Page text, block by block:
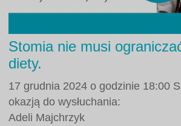
Stomia nie musi
diety.
17 grudnia 2024 o godzinie 18:00
okazją do wysłuchania:
Adeli Majchrzyk